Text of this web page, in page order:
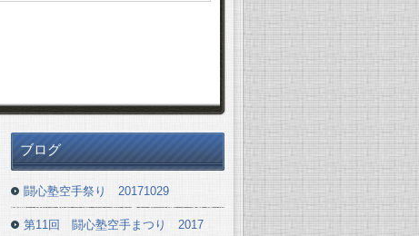
ブログ
闘心塾空手祭り 20171029
第11回 闘心塾空手まつり 2017